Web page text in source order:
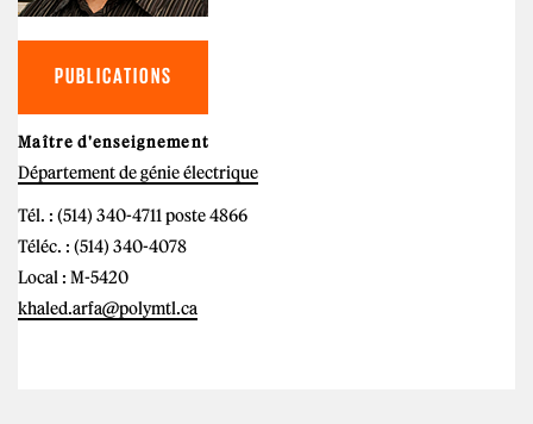
PUBLICATIONS
Maître d'enseignement
Département de génie électrique
Tél. : (514) 340-4711 poste 4866
Téléc. : (514) 340-4078
Local : M-5420
khaled.arfa@polymtl.ca